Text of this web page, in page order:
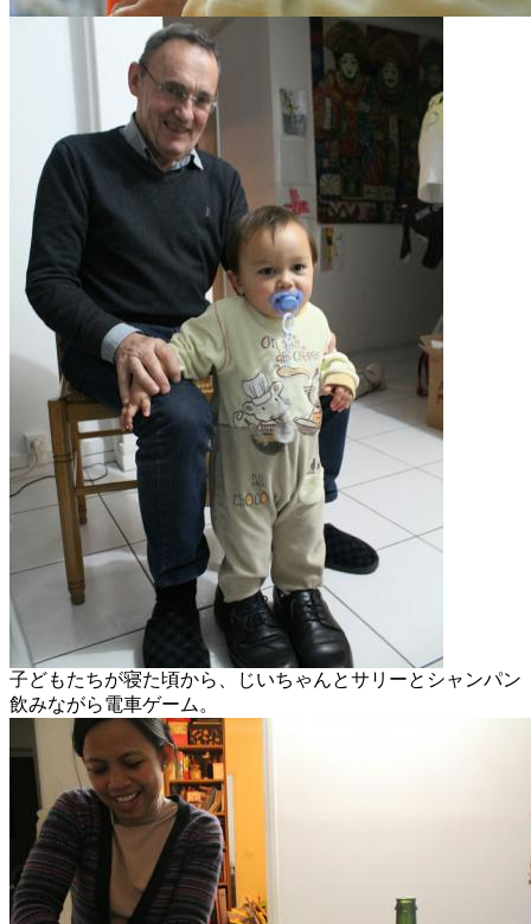
子どもたちが寝た頃から、じいちゃんとサリーとシャンパン
飲みながら電車ゲーム。